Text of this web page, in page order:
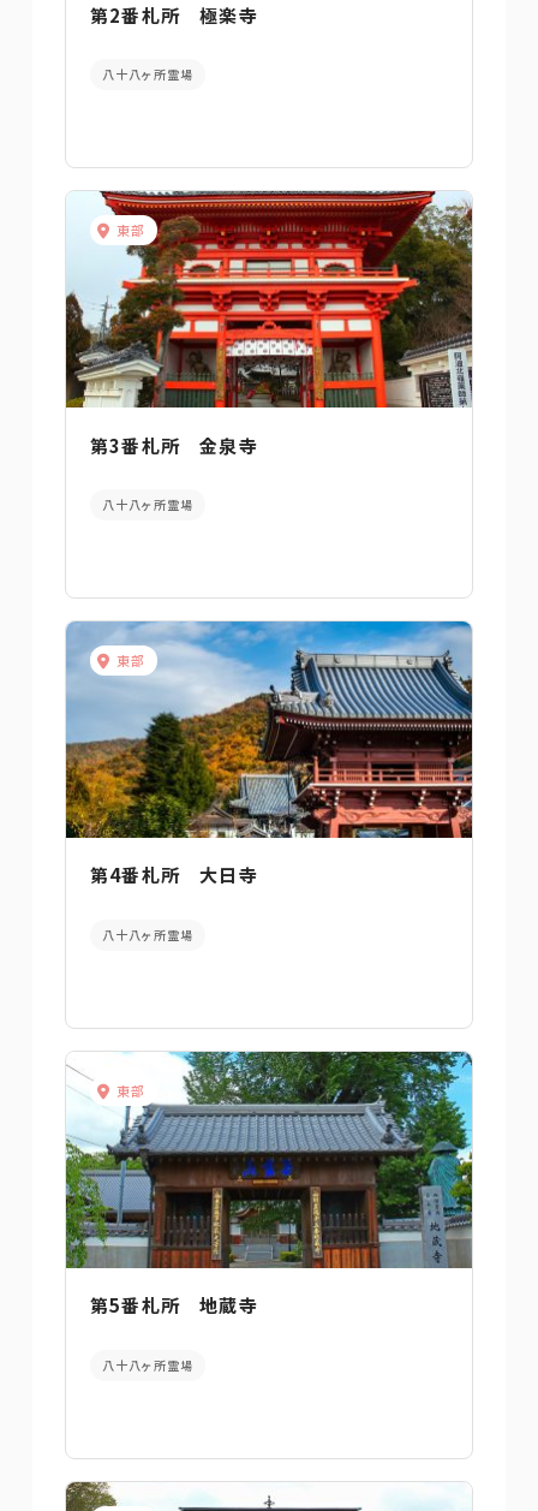
第2番札所 極楽寺
八十八ヶ所霊場
東部
第3番札所 金泉寺
八十八ヶ所霊場
東部
第4番札所 大日寺
八十八ヶ所霊場
東部
第5番札所 地蔵寺
八十八ヶ所霊場